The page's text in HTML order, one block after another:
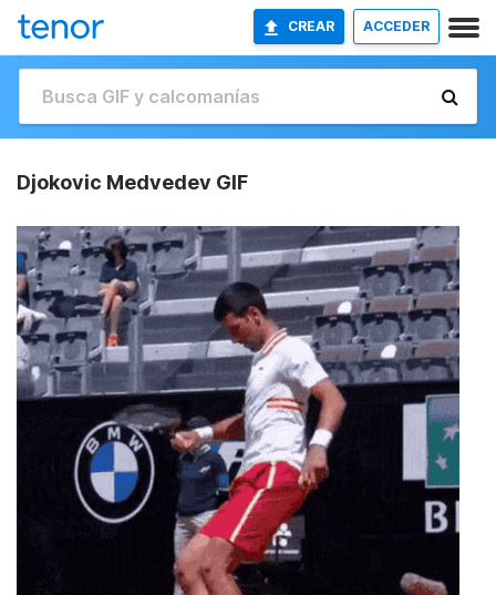
CREAR ACCEDER
Djokovic Medvedev GIF